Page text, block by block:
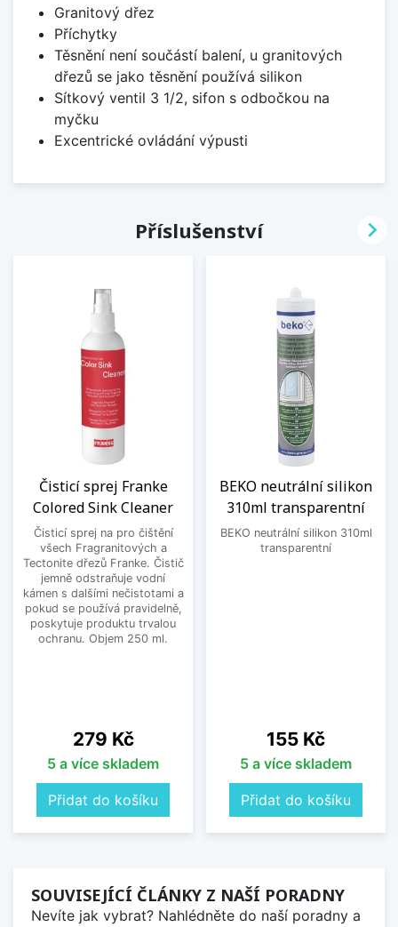
Granitový dřez
Příchytky
Těsnění není součástí balení, u granitových
dřezů se jako těsnění používá silikon
Sítkový ventil 3 1/2, sifon s odbočkou na
myčku
Excentrické ovládání výpusti
Příslušenství
Čisticí sprej Franke
Colored Sink Cleaner
Čisticí sprej na pro čištění
všech Fragranitových a
Tectonite dřezů Franke. Čistič
jemně odstraňuje vodní
kámen s dalšími nečistotami a
pokud se používá pravidelně,
poskytuje produktu trvalou
ochranu. Objem 250 ml.
Cena
279 Kč
5 a více skladem
Přidat do košíku
BEKO neutrální silikon
310ml transparentní
BEKO neutrální silikon 310ml
transparentní
Cena
155 Kč
5 a více skladem
Přidat do košíku

SOUVISEJÍCÍ ČLÁNKY Z NAŠÍ PORADNY
Nevíte jak vybrat? Nahlédněte do naší poradny a